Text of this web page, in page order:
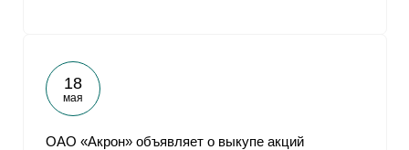
18
мая
ОАО «Акрон» объявляет о выкупе акций